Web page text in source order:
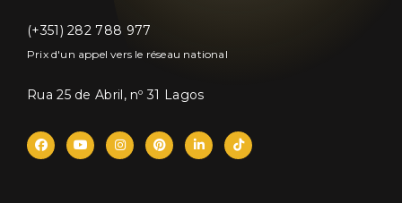
(+351) 282 788 977
Prix d'un appel vers le réseau national
Rua 25 de Abril, nº 31 Lagos